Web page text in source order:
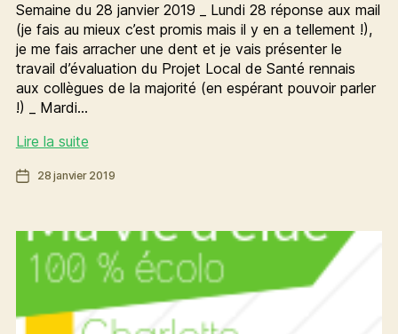
Semaine du 28 janvier 2019 _ Lundi 28 réponse aux mail
(je fais au mieux c’est promis mais il y en a tellement !),
je me fais arracher une dent et je vais présenter le
travail d’évaluation du Projet Local de Santé rennais
aux collègues de la majorité (en espérant pouvoir parler
!) _ Mardi…
Lire la suite[Ma
d’élue]
de
Charlotte
Date28 janvier 2019